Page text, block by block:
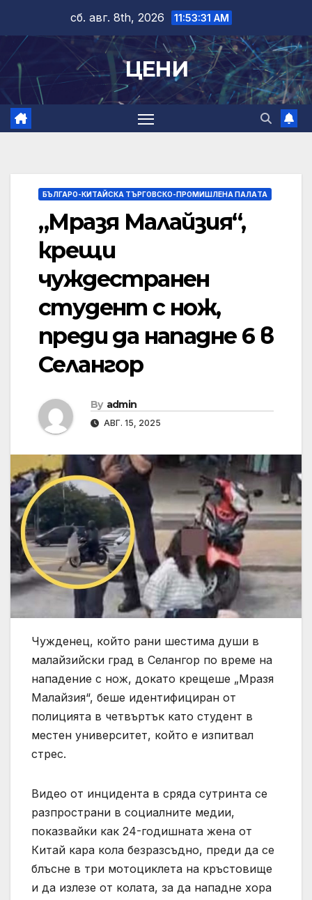
content
сб. авг. 8th, 2026 11:53:31 AM
ЦЕНИ
БЪЛГАРО-КИТАЙСКА ТЪРГОВСКО-ПРОМИШЛЕНА ПАЛAТА
„Мразя Малайзия“,
крещи
чуждестранен
студент с нож,
преди да нападне 6 в
Селангор
By admin
АВГ. 15, 2025
Чужденец, който рани шестима души в
малайзийски град в Селангор по време на
нападение с нож, докато крещеше „Мразя
Малайзия“, беше идентифициран от
полицията в четвъртък като студент в
местен университет, който е изпитвал
стрес.
Видео от инцидента в сряда сутринта се
разпространи в социалните медии,
показвайки как 24-годишната жена от
Китай кара кола безразсъдно, преди да се
блъсне в три мотоциклета на кръстовище
и да излезе от колата, за да нападне хора